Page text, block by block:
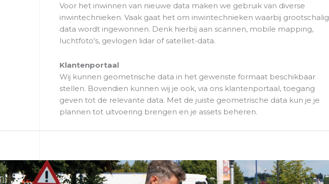
Voor het inwinnen van nieuwe data maken we gebruik van diverse
inwintechnieken. Vaak gaat het om inwintechnieken waarbij grootschalig
data wordt ingewonnen. Denk hierbij aan scannen, mobile mapping,
luchtfoto's, gevlogen lidar of satelliet-data.
Klantenportaal
Wij kunnen geometrische data in het gewenste formaat beschikbaar
stellen. Bovendien kunnen wij je ook, via ons klantenportaal, toegang
geven tot de relevante data. Met de juiste geometrische data kun je je
plannen tot uitvoering brengen en je assets beheren.